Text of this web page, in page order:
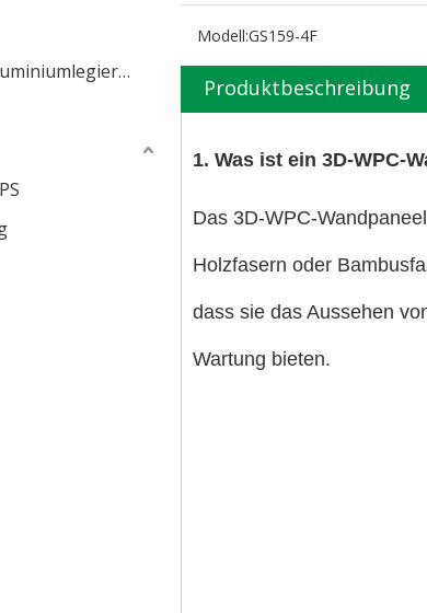
Fußleiste aus Aluminiumlegierung
Modell:GS159-4F
Produktbeschreibung
1. Was ist ein 3D-WPC-
Das 3D-WPC-
Holzfasern oder
dass sie das Aussehen
Wartung bieten.